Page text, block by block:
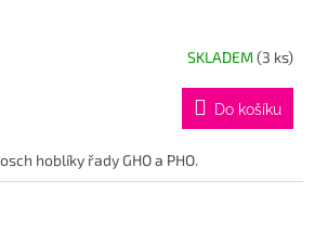
SKLADEM(3 ks)
Do košíku
hoblíky řady GHO a PHO.